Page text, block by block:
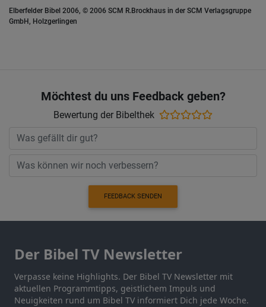
Elberfelder Bibel 2006, © 2006 SCM R.Brockhaus in der SCM Verlagsgruppe
GmbH, Holzgerlingen
Möchtest du uns Feedback geben?
Bewertung der Bibelthek
FEEDBACK SENDEN
Der Bibel TV Newsletter
Verpasse keine Highlights. Der Bibel TV Newsletter mit
aktuellen Programmtipps, geistlichem Impuls und
Neuigkeiten rund um Bibel TV informiert Dich jede Woche.